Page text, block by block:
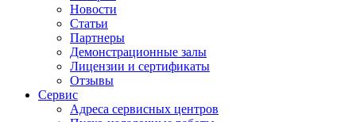
Новости
Статьи
Партнеры
Демонстрационные залы
Лицензии и сертификаты
Отзывы
Сервис
Адреса сервисных центров